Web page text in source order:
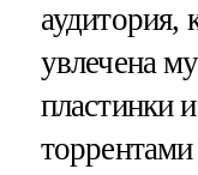
аудитория,
увлечена
пластинки